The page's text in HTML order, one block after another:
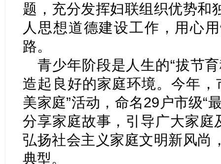
题，充分发挥妇联组织优势和
人思想道德建设工作，用心
路。
青少年阶段是人生的“拔节
造起良好的家庭环境。今年，
美家庭”活动，命名29户市级“
分享家庭故事，引导广大家庭
弘扬社会主义家庭文明新风尚
典型。